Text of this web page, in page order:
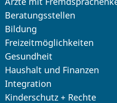
Beratungsstellen
Bildung
Freizeitmöglichkeiten
Gesundheit
Haushalt und Finanzen
Integration
Kinderschutz + Rechte